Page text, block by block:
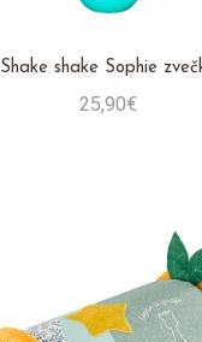
Shake shake Sophie
25,90€